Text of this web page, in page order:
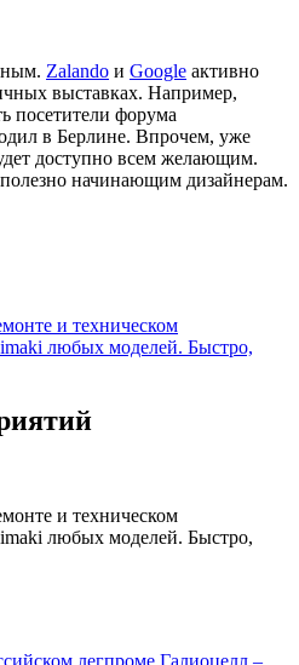
Zalando и Google активно
выставках. Например,
посетители форума
в Берлине. Впрочем, уже
доступно всем желающим.
начинающим дизайнерам.
и техническом
любых моделей. Быстро,
и техническом
любых моделей. Быстро,